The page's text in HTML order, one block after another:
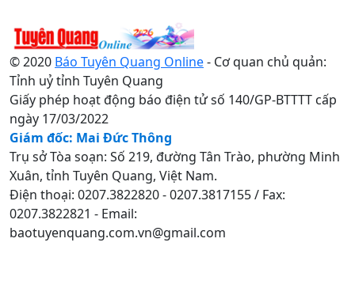
© 2020 Báo Tuyên Quang Online- Cơ quan chủ quản:
Tỉnh uỷ tỉnh Tuyên Quang
Giấy phép hoạt động báo điện tử số 140/GP-BTTTT cấp
ngày 17/03/2022
Giám đốc: Mai Đức Thông
Trụ sở Tòa soạn: Số 219, đường Tân Trào, phường Minh
Xuân, tỉnh Tuyên Quang, Việt Nam.
Điện thoại: 0207.3822820 - 0207.3817155 / Fax:
0207.3822821 - Email:
baotuyenquang.com.vn@gmail.com